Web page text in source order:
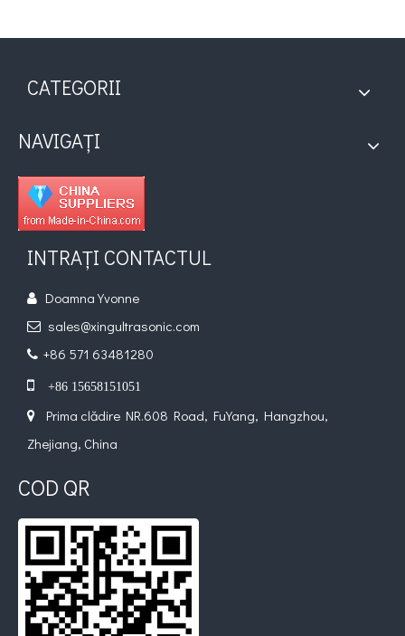
CATEGORII
NAVIGAȚI
INTRAȚI CONTACTUL
 Doamna Yvonne
 sales@xingultrasonic.com
 +86 571 63481280
 +86 15658151051

Prima clădire NR.608 Road, FuYang, Hangzhou,
Zhejiang, China
COD QR